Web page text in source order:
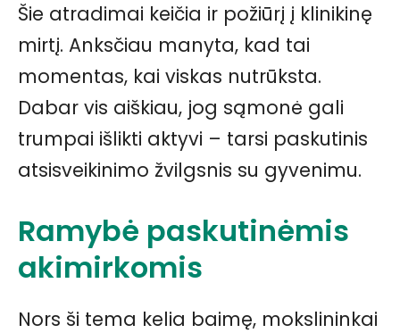
Šie atradimai keičia ir požiūrį į klinikinę
mirtį. Anksčiau manyta, kad tai
momentas, kai viskas nutrūksta.
Dabar vis aiškiau, jog sąmonė gali
trumpai išlikti aktyvi – tarsi paskutinis
atsisveikinimo žvilgsnis su gyvenimu.
Ramybė paskutinėmis
akimirkomis
Nors ši tema kelia baimę, mokslininkai